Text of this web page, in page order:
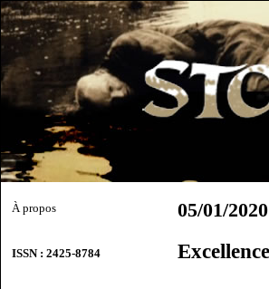
À propos
ISSN : 2425-8784
05/01/2020